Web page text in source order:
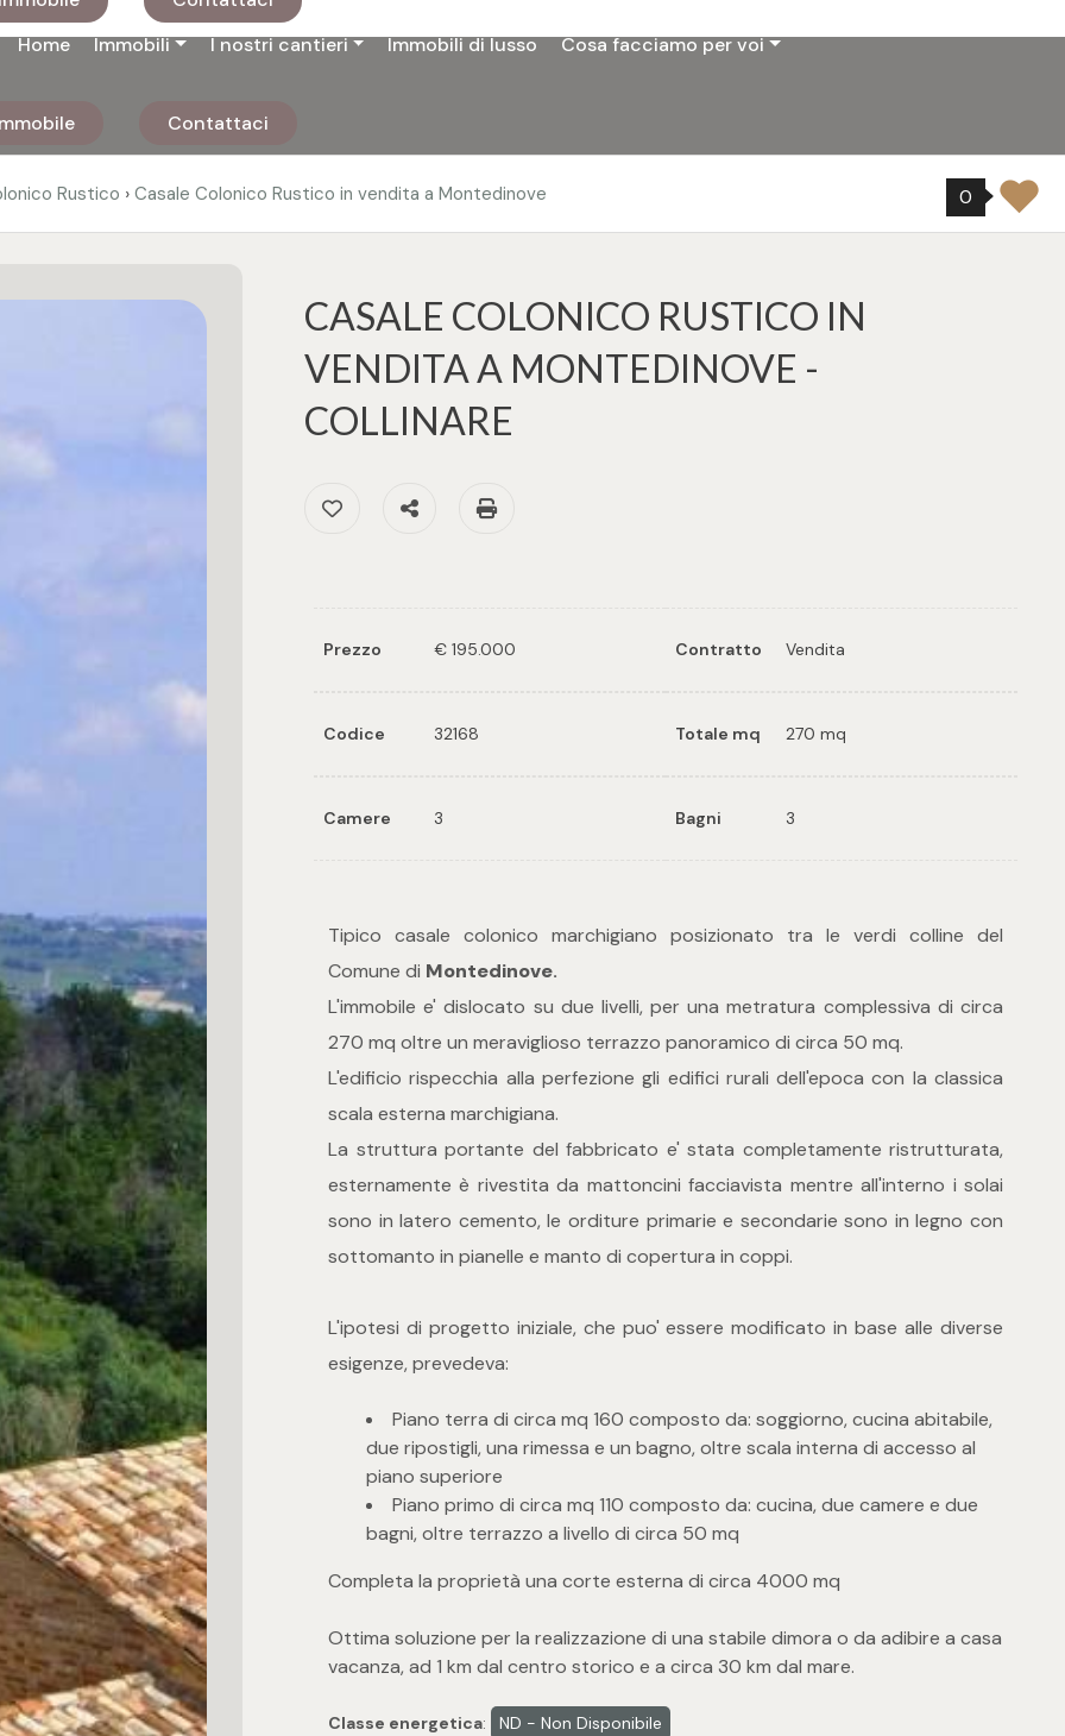
Home Immobili I nostri cantieri Immobili di lusso Cosa facciamo per voi
Contattaci
Rustico › Casale Colonico Rustico in vendita a Montedinove 0
CASALE COLONICO RUSTICO IN
VENDITA A MONTEDINOVE -
COLLINARE
Preferiti: Cod. 32168
Condividi
Prezzo € 195.000 Contratto Vendita
Codice 32168 Totale mq 270 mq
Camere 3 Bagni 3
Tipico casale colonico marchigiano posizionato tra le verdi colline del
Comune di Montedinove.
L'immobile e' dislocato su due livelli, per una metratura complessiva di circa
270 mq oltre un meraviglioso terrazzo panoramico di circa 50 mq.
L'edificio rispecchia alla perfezione gli edifici rurali dell'epoca con la classica
scala esterna marchigiana.
La struttura portante del fabbricato e' stata completamente ristrutturata,
esternamente è rivestita da mattoncini facciavista mentre all'interno i solai
sono in latero cemento, le orditure primarie e secondarie sono in legno con
sottomanto in pianelle e manto di copertura in coppi.
L'ipotesi di progetto iniziale, che puo' essere modificato in base alle diverse
esigenze, prevedeva:
Piano terra di circa mq 160 composto da: soggiorno, cucina abitabile,
due ripostigli, una rimessa e un bagno, oltre scala interna di accesso al
piano superiore
Piano primo di circa mq 110 composto da: cucina, due camere e due
bagni, oltre terrazzo a livello di circa 50 mq
Completa la proprietà una corte esterna di circa 4000 mq
Ottima soluzione per la realizzazione di una stabile dimora o da adibire a casa
vacanza, ad 1 km dal centro storico e a circa 30 km dal mare.
Classe energetica: ND - Non Disponibile